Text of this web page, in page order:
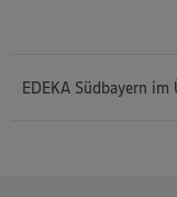
EDEKA Südbayern im